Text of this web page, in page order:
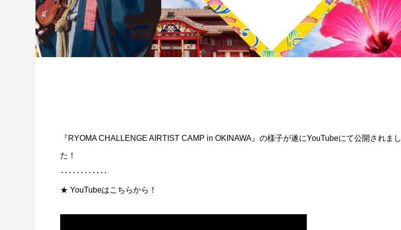
『RYOMA CHALLENGE AIRTIST CAMP in OKINAWA』の様子が遂にYouTubeにて公開されまし
た！
‥‥‥‥‥‥
★ YouTubeはこちらから！